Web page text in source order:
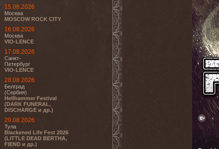
15.08.2026
Москва
MOSCOW ROCK CITY
16.08.2026
Москва
VIO-LENCE
17.08.2026
Санкт-
Петербург
VIO-LENCE
28.08.2026
Белград
(Сербия)
Hellhammer Festival
(DARK FUNERAL,
DISCHARGE и др.)
29.08.2026
Тула
Blackened Life Fest 2026
(LITTLE DEAD BERTHA,
FIEND и др.)